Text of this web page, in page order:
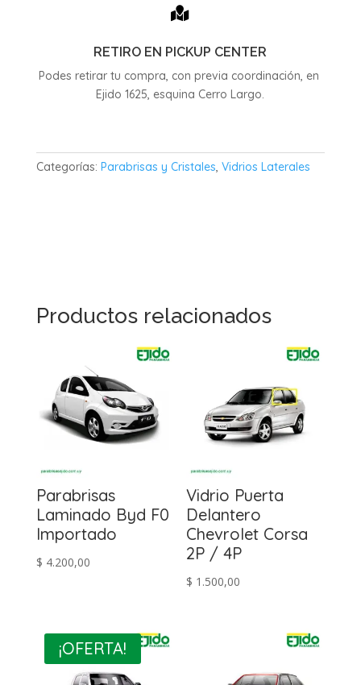

RETIRO EN PICKUP CENTER
Podes retirar tu compra, con previa coordinación, en
Ejido 1625, esquina Cerro Largo.
Categorías: Parabrisas y Cristales, Vidrios Laterales
Productos relacionados
Parabrisas
Laminado Byd F0
Importado
$ 4.200,00
Vidrio Puerta
Delantero
Chevrolet Corsa
2P / 4P
$ 1.500,00
¡OFERTA!